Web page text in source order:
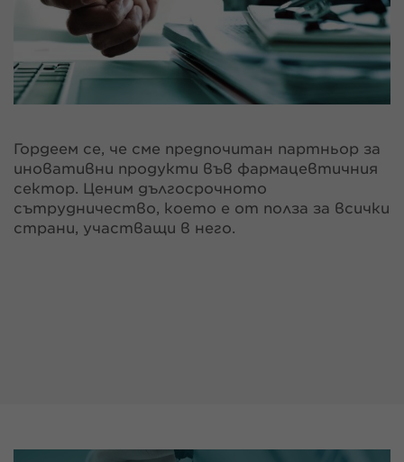
Гордеем се, че сме предпочитан партньор за
иновативни продукти във фармацевтичния
сектор. Ценим дългосрочното
сътрудничество, което е от полза за всички
страни, участващи в него.